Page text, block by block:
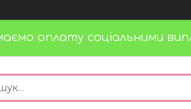
оплату соціальними